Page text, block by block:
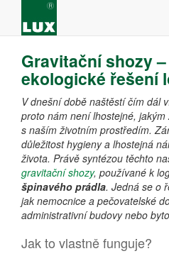
Gravitační shozy
ekologické řešení
V dnešní době naštěstí čím dál
proto nám není lhostejné,
s naším životním prostředím.
důležitost hygieny a lhostejná
života. Právě syntézou těchto
gravitační shozy, používané k
špinavého prádla. Jedná se o
jak nemocnice a pečovatelské
administrativní budovy nebo
Jak to vlastně funguje?